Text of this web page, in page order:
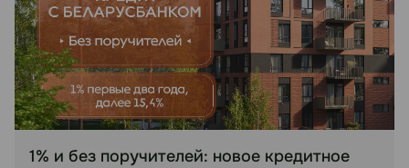
1% и без поручителей: новое кредитное